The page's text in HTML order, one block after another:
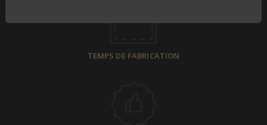
TEMPS DE FABRICATION